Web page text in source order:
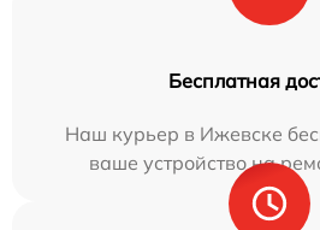
Бесплатная
Наш курьер в Ижевске
ваше устройство на